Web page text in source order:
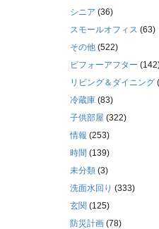
シニア (36)
スモールオフィス (63)
その他 (522)
ビフォーアフター
リビング＆ダイニング
冷蔵庫 (83)
子供部屋 (322)
情報 (253)
時間 (139)
未分類 (3)
洗面水回り (333)
玄関 (125)
防災計画 (78)